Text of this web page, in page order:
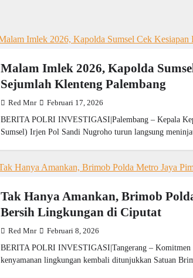
Malam Imlek 2026, Kapolda
Sejumlah Klenteng Palembang
Red Mnr Februari 17, 2026
BERITA POLRI INVESTIGASI|Palembang – Kepala
Sumsel) Irjen Pol Sandi Nugroho turun langsung
Tak Hanya Amankan, Brimob
Bersih Lingkungan di Ciputat
Red Mnr Februari 8, 2026
BERITA POLRI INVESTIGASI|Tangerang – Komitmen
kenyamanan lingkungan kembali ditunjukkan Satuan